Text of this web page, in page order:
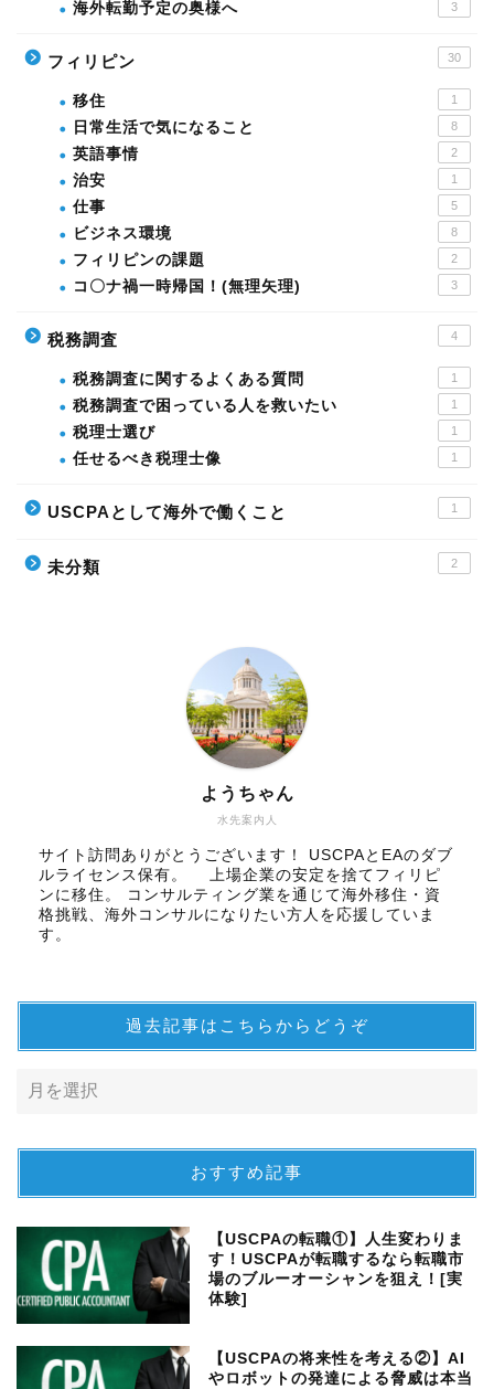
海外転勤予定の奥様へ 3
フィリピン 30
移住 1
日常生活で気になること 8
英語事情 2
治安 1
仕事 5
ビジネス環境 8
フィリピンの課題 2
コ〇ナ禍一時帰国！(無理矢理) 3
税務調査 4
税務調査に関するよくある質問 1
税務調査で困っている人を救いたい 1
税理士選び 1
任せるべき税理士像 1
USCPAとして海外で働くこと 1
未分類 2
水先案内人
ようちゃん
サイト訪問ありがとうございます！ USCPAとEAのダブ
ルライセンス保有。 上場企業の安定を捨てフィリピ
ンに移住。 コンサルティング業を通じて海外移住・資
格挑戦、海外コンサルになりたい方人を応援していま
す。
過去記事はこちらからどうぞ
おすすめ記事
【USCPAの転職①】人生変わりま
す！USCPAが転職するなら転職市
場のブルーオーシャンを狙え！[実
体験]
【USCPAの将来性を考える②】AI
やロボットの発達による脅威は本当